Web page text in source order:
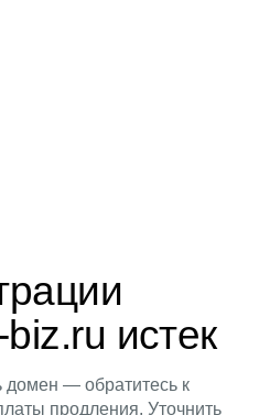
истек
домен — обратитесь к
продления. Уточнить